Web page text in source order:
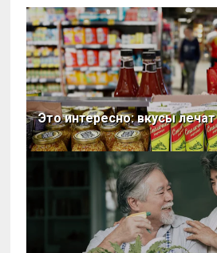
Это интересно: вкусы лечат